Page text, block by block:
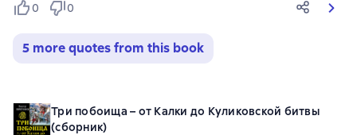
0 0
5 more quotes from this book
Три побоища – от Калки до Куликовской битвы
(сборник)